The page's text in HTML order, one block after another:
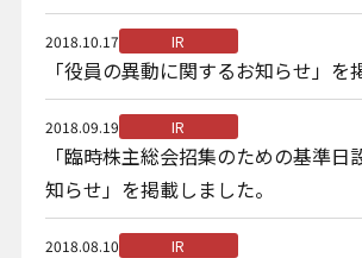
2018.10.17 IR
「役員の異動に関するお知らせ」を
2018.09.19 IR
「臨時株主総会招集のための基準日
知らせ」を掲載しました。
2018.08.10 IR